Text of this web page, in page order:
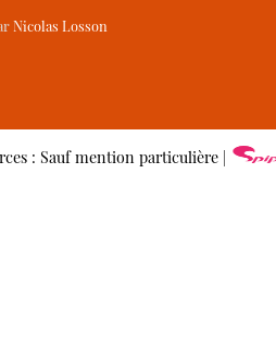
Nicolas Losson
: Sauf mention particulière |